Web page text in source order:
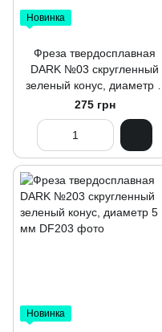
Новинка
Фреза твердосплавная
DARK №03 скругленный
зеленый конус, диаметр 5
мм
275 грн
Новинка